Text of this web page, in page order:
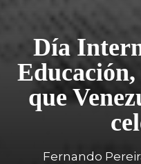
Día
que
Fernando